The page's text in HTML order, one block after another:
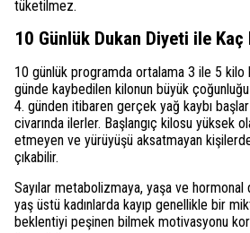
tüketilmez.
10 Günlük Dukan Diyeti ile
10 günlük programda ortalama 3 ile 5 kilo
günde kaybedilen kilonun büyük
4. günden itibaren gerçek yağ kaybı
civarında ilerler. Başlangıç kilosu yüksek
etmeyen ve yürüyüşü aksatmayan
çıkabilir.
Sayılar metabolizmaya, yaşa ve
yaş üstü kadınlarda kayıp genellikle bir
beklentiyi peşinen bilmek motivasyonu